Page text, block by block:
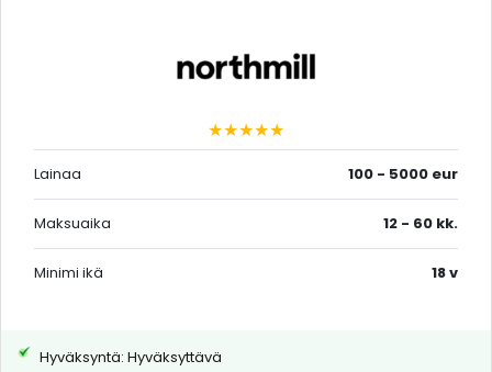
★★★★★
Lainaa 100 - 5000 eur
Maksuaika 12 - 60 kk.
Minimi ikä 18 v
Hyväksyntä: Hyväksyttävä